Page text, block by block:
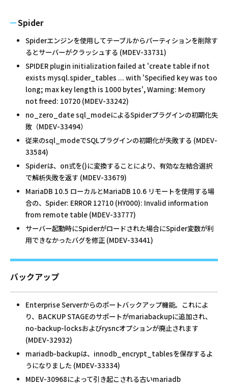
Spider
Spiderエンジンを使用してテーブルからパーティションを削除す
るとサーバーがクラッシュする (MDEV-33731)
SPIDER plugin initialization failed at 'create table if not
exists mysql.spider_tables ... with 'Specified key was too
long; max key length is 1000 bytes', Warning: Memory
not freed: 10720 (MDEV-33242)
no_zero_date sql_modeによるSpiderプラグインの初期化失
敗（MDEV-33494）
従来のsql_modeでSQLプラグインの初期化が失敗する (MDEV-
33584)
Spiderは、on式を()に変換することにより、有効な左結合選択
で解析失敗を返す (MDEV-33679)
MariaDB 10.5 ローカルとMariaDB 10.6 リモートを使用する場
合の、Spider: ERROR 12710 (HY000): Invalid information
from remote table (MDEV-33777)
サーバー起動時にSpiderがロードされた場合にSpider変数が利
用できなかったバグを修正 (MDEV-33441)
バックアップ
Enterprise Serverからのポートバックアップ機能。これによ
り、BACKUP STAGEのサポートがmariabackupに追加され、
no-backup-locksおよびrysncオプションが廃止されます
(MDEV-32932)
mariadb-backupは、innodb_encrypt_tablesを保存するよ
うになりました (MDEV-33334)
MDEV-30968によって引き起こされる古いmariadb